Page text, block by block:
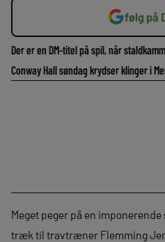
følg på
Der er en DM-titel på spil, når
Conway Hall søndag krydser klinger i
Meget peger på en
træk til travtræner Flemming